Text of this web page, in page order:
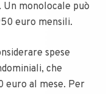
Un monolocale può
euro mensili.
spese
che
euro al mese. Per